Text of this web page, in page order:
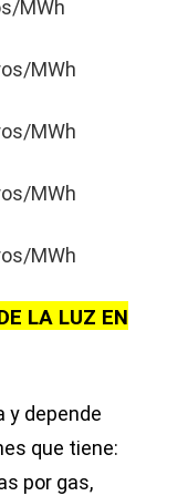
MWh
MWh
MWh
MWh
MWh
LA LUZ EN
y depende
que tiene:
por gas,